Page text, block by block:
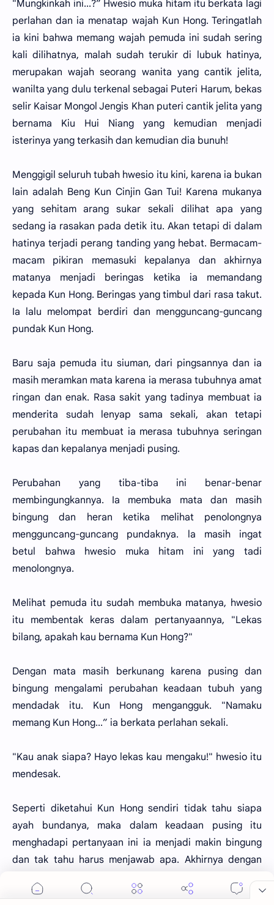
"Mungkinkah ini...?” Hwesio muka hitam itu berkata lagi
perlahan dan ia menatap wajah Kun Hong. Teringatlah
ia kini bahwa memang wajah pemuda ini sudah sering
kali dilihatnya, malah sudah terukir di lubuk hatinya,
merupakan wajah seorang wanita yang cantik jelita,
wanilta yang dulu terkenal sebagai Puteri Harum, bekas
selir Kaisar Mongol Jengis Khan puteri cantik jelita yang
bernama Kiu Hui Niang yang kemudian menjadi
isterinya yang terkasih dan kemudian dia bunuh!
Menggigil seluruh tubah hwesio itu kini, karena ia bukan
lain adalah Beng Kun Cinjin Gan Tui! Karena mukanya
yang sehitam arang sukar sekali dilihat apa yang
sedang ia rasakan pada detik itu. Akan tetapi di dalam
hatinya terjadi perang tanding yang hebat. Bermacam-
macam pikiran memasuki kepalanya dan akhirnya
matanya menjadi beringas ketika ia memandang
kepada Kun Hong. Beringas yang timbul dari rasa takut.
Ia lalu melompat berdiri dan mengguncang-guncang
pundak Kun Hong.
Baru saja pemuda itu siuman, dari pingsannya dan ia
masih meramkan mata karena ia merasa tubuhnya amat
ringan dan enak. Rasa sakit yang tadinya membuat ia
menderita sudah lenyap sama sekali, akan tetapi
perubahan itu membuat ia merasa tubuhnya seringan
kapas dan kepalanya menjadi pusing.
Perubahan yang tiba-tiba ini benar-benar
membingungkannya. Ia membuka mata dan masih
bingung dan heran ketika melihat penolongnya
mengguncang-guncang pundaknya. la masih ingat
betul bahwa hwesio muka hitam ini yang tadi
menolongnya.
Melihat pemuda itu sudah membuka matanya, hwesio
itu membentak keras dalam pertanyaannya, "Lekas
bilang, apakah kau bernama Kun Hong?"
Dengan mata masih berkunang karena pusing dan
bingung mengalami perubahan keadaan tubuh yang
mendadak itu. Kun Hong mengangguk. "Namaku
memang Kun Hong...” ia berkata perlahan sekali.
"Kau anak siapa? Hayo lekas kau mengaku!" hwesio itu
mendesak.
Seperti diketahui Kun Hong sendiri tidak tahu siapa
ayah bundanya, maka dalam keadaan pusing itu
menghadapi pertanyaan ini ia menjadi makin bingung
dan tak tahu harus menjawab apa. Akhirnya dengan